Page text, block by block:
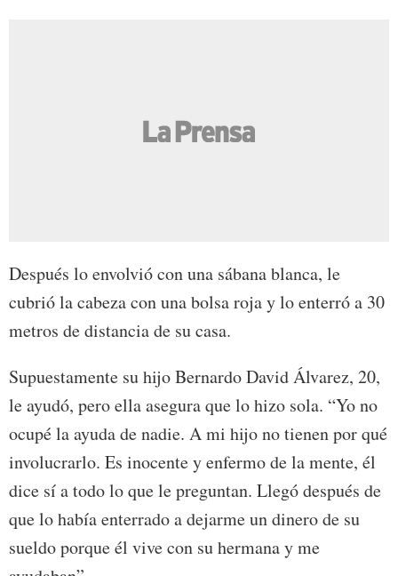
Después lo envolvió con una sábana blanca, le
cubrió la cabeza con una bolsa roja y lo enterró a 30
metros de distancia de su casa.
Supuestamente su hijo Bernardo David Álvarez, 20,
le ayudó, pero ella asegura que lo hizo sola. “Yo no
ocupé la ayuda de nadie. A mi hijo no tienen por qué
involucrarlo. Es inocente y enfermo de la mente, él
dice sí a todo lo que le preguntan. Llegó después de
que lo había enterrado a dejarme un dinero de su
sueldo porque él vive con su hermana y me